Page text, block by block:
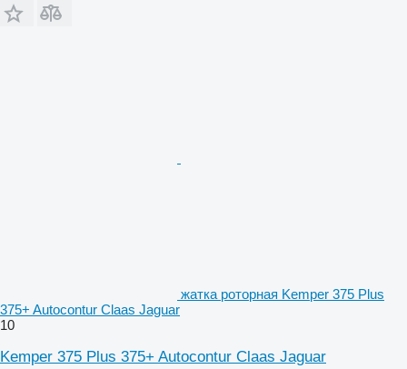
жатка роторная Kemper 375 Plus
375+ Autocontur Claas Jaguar
10
Kemper 375 Plus 375+ Autocontur Claas Jaguar